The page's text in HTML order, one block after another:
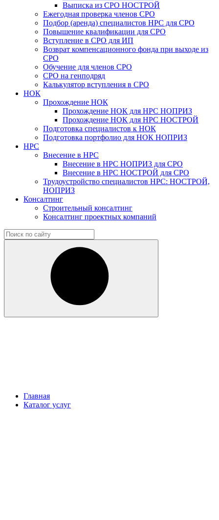
Выписка из СРО НОСТРОЙ
Ежегодная проверка членов СРО
Подбор (аренда) специалистов НРС для СРО
Повышение квалификации для СРО
Вступление в СРО для ИП
Возврат компенсационного фонда при выходе из
СРО
Обучение для членов СРО
СРО на генподряд
Калькулятор вступления в СРО
НОК
Прохождение НОК
Прохождение НОК для НРС НОПРИЗ
Прохождение НОК для НРС НОСТРОЙ
Подготовка специалистов к НОК
Подготовка портфолио для НОК НОПРИЗ
НРС
Внесение в НРС
Внесение в НРС НОПРИЗ для СРО
Внесение в НРС НОСТРОЙ для СРО
Трудоустройство специалистов НРС: НОСТРОЙ,
НОПРИЗ
Консалтинг
Строительный консалтинг
Консалтинг проектных компаний
Главная
Каталог услуг